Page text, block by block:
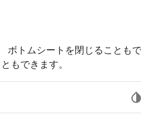
ボトムシートを閉じることも
もできます。